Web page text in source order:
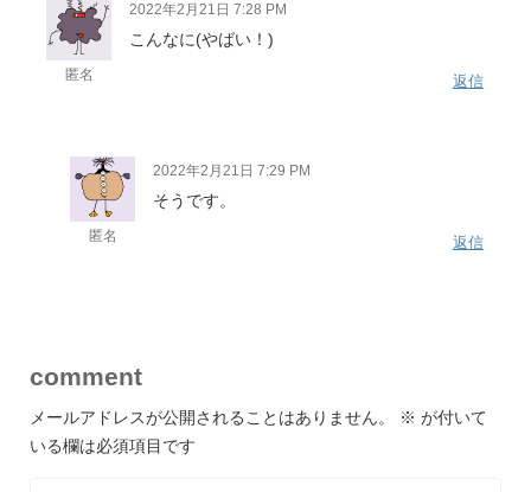
匿名
2022年2月21日 7:28 PM
こんなに(やばい！)
返信
匿名
2022年2月21日 7:29 PM
そうです。
返信
comment
メールアドレスが公開されることはありません。 ※ が付いて
いる欄は必須項目です